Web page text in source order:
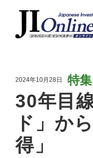
2024年10月28日 特集
30年目
ド」か
得」